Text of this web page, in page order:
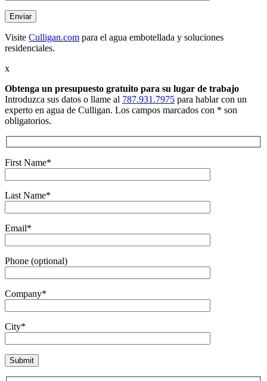
Visite Culligan.com para el agua embotellada y soluciones
residenciales.
x
Obtenga un presupuesto gratuito para su lugar de trabajo
Introduzca sus datos o llame al 787.931.7975 para hablar con un
experto en agua de Culligan. Los campos marcados con * son
obligatorios.
First Name*
Last Name*
Email*
Phone (optional)
Company*
City*